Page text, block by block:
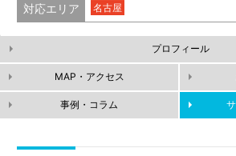
対応エリア 名古屋
プロフィール
MAP・アクセス
事例・コラム